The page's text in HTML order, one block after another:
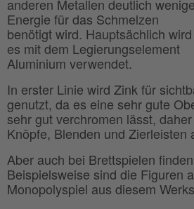
anderen Metallen deutlich
Energie für das Schmelzen
benötigt wird. Hauptsächlich wird
es mit dem Legierungselement
Aluminium verwendet.
In erster Linie wird Zink für
genutzt, da es eine sehr gute
sehr gut verchromen lässt,
Knöpfe, Blenden und Zierleisten
Aber auch bei Brettspielen
Beispielsweise sind die Figuren
Monopolyspiel aus diesem